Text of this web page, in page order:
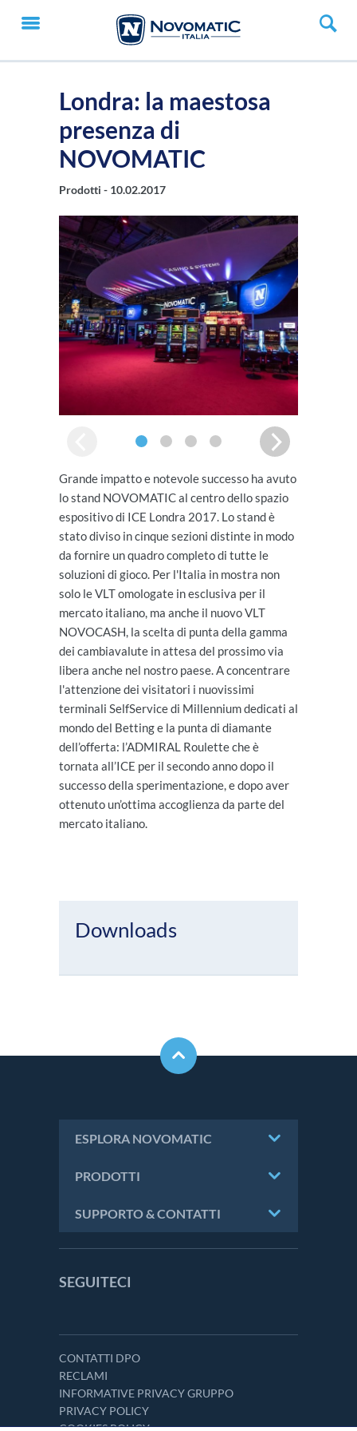
Londra: la maestosa
presenza di
NOVOMATIC
Prodotti - 10.02.2017
Grande impatto e notevole successo ha avuto
lo stand NOVOMATIC al centro dello spazio
espositivo di ICE Londra 2017. Lo stand è
stato diviso in cinque sezioni distinte in modo
da fornire un quadro completo di tutte le
soluzioni di gioco. Per l'Italia in mostra non
solo le VLT omologate in esclusiva per il
mercato italiano, ma anche il nuovo VLT
NOVOCASH, la scelta di punta della gamma
dei cambiavalute in attesa del prossimo via
libera anche nel nostro paese. A concentrare
l'attenzione dei visitatori i nuovissimi
terminali SelfService di Millennium dedicati al
mondo del Betting e la punta di diamante
dell’offerta: l’ADMIRAL Roulette che è
tornata all’ICE per il secondo anno dopo il
successo della sperimentazione, e dopo aver
ottenuto un’ottima accoglienza da parte del
mercato italiano.
Downloads
ESPLORA NOVOMATIC
PRODOTTI
SUPPORTO & CONTATTI
SEGUITECI
CONTATTI DPO
RECLAMI
INFORMATIVE PRIVACY GRUPPO
PRIVACY POLICY